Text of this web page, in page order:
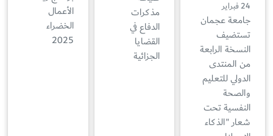
24 فبراير
جامعة عجمان
تستضيف
النسخة الرابعة
من المنتدى
الدولي للتعليم
والصحة
النفسية تحت
شعار "الذكاء
مذكرات
الدفاع في
القضايا
الجزائية
الأعمال
الخضراء
2025